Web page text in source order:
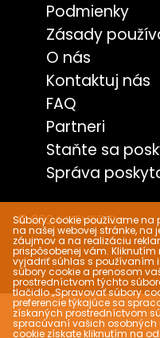
Súbory cookie používame na
na našej webovej stránke, na
záujmov a na realizáciu
prispôsobenej vám. Kliknutím
vyjadriť súhlas s používaním
súbory cookie a prenosom
prostredníctvom týchto
tlačidlo „Spravovať súbory
preferencie týkajúce sa
získaných prostredníctvom
spracúvaní vašich
cookie získate kliknutím na
Podmienky
Zásady
O nás
Kontaktuj nás
FAQ
Partneri
Staňte sa
Správa
© 2024 VEVEZ Co.